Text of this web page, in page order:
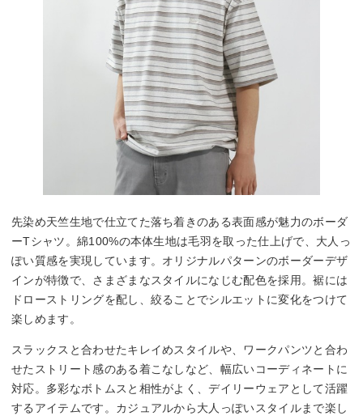
先染め天竺生地で仕立てた落ち着きのある表面感が魅力のボーダ
ーTシャツ。綿100%の本体生地は毛羽を取った仕上げで、大人っ
ぽい質感を実現しています。オリジナルパターンのボーダーデザ
インが特徴で、さまざまなスタイルになじむ配色を採用。裾には
ドローストリングを配し、絞ることでシルエットに変化をつけて
楽しめます。
スラックスと合わせたキレイめスタイルや、ワークパンツと合わ
せたストリート感のある着こなしなど、幅広いコーディネートに
対応。多彩なボトムスと相性がよく、デイリーウェアとして活躍
するアイテムです。カジュアルから大人っぽいスタイルまで楽し